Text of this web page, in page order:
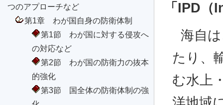
つのアプローチなど
第1章 わが国自身の防衛体制
第1節 わが国に対する侵攻へ
の対応など
第2節 わが国の防衛力の抜本
的強化
第3節 国全体の防衛体制の強
「IPD
海自
たり、
む水上